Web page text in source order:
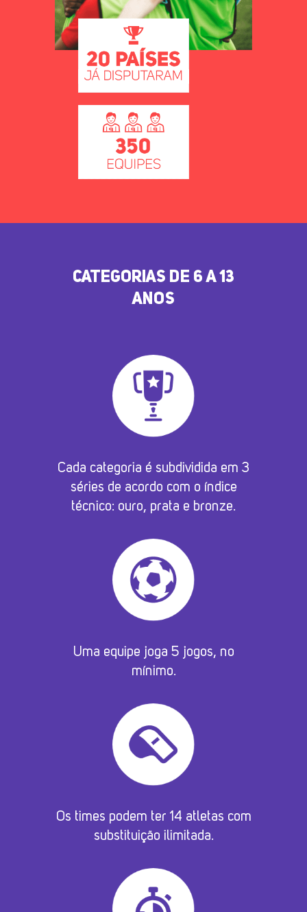
CATEGORIAS DE 6 A 13
ANOS
Cada categoria é subdividida em 3
séries de acordo com o índice
técnico: ouro, prata e bronze.
Uma equipe joga 5 jogos, no
mínimo.
Os times podem ter 14 atletas com
substituição ilimitada.